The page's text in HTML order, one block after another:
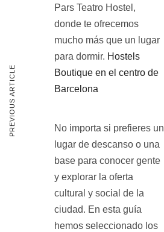
Pars Teatro Hostel,
donde te ofrecemos
mucho más que un lugar
para dormir. Hostels
Boutique en el centro de
Barcelona
No importa si prefieres un
lugar de descanso o una
base para conocer gente
y explorar la oferta
cultural y social de la
ciudad. En esta guía
hemos seleccionado los
PREVIOUS ARTICLE